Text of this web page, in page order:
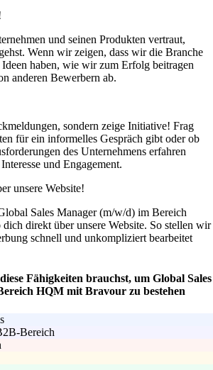
und seinen Produkten vertraut,
Wenn wir zeigen, dass wir die Branche
haben, wie wir zum Erfolg beitragen
anderen Bewerbern ab.
sondern zeige Initiative! Frag
für ein informelles Gespräch gibt oder ob
des Unternehmens erfahren
und Engagement.
unsere Website!
Sales Manager (m/w/d) im Bereich
direkt über unsere Website. So stellen wir
schnell und unkompliziert bearbeitet
Fähigkeiten brauchst, um Global Sales
HQM mit Bravour zu bestehen
Bereich